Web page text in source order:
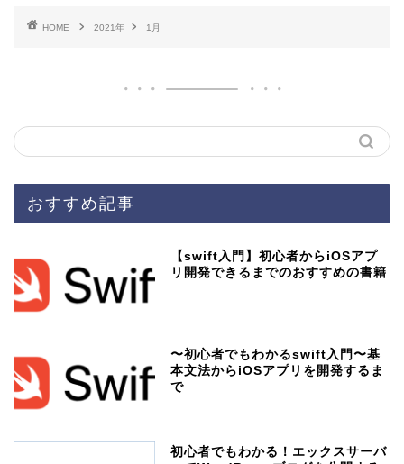
HOME 2021年 1月
おすすめ記事
【swift入門】初心者からiOSアプ
リ開発できるまでのおすすめの書籍
〜初心者でもわかるswift入門〜基
本文法からiOSアプリを開発するま
で
初心者でもわかる！エックスサーバ